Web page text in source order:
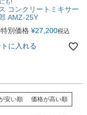
も!
コンクリートミキサー
AMZ-25Y
別価格 ¥27,200税込
に入れる
安い順 価格が高い順